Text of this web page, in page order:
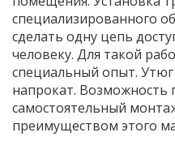
специализированного
сделать одну цепь
человеку. Для такой
специальный опыт.
напрокат. Возможность
самостоятельный
преимуществом этого